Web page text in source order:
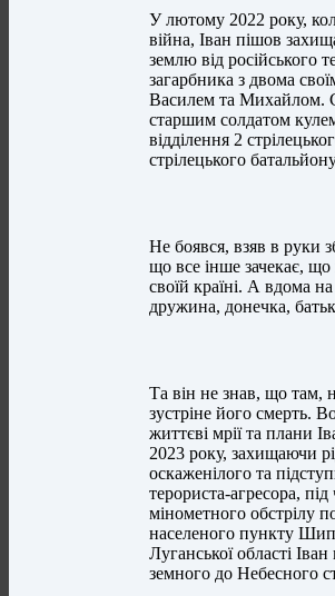
У лютому 2022 року,
війна, Іван пішов
землю від російського
загарбника з двома
Василем та Михайлом.
старшим солдатом
відділення 2
стрілецького
Не боявся, взяв в руки
що все інше зачекає, що
своїй країні. А вдома
дружина, донечка,
Та він не знав, що там,
зустріне його смерть.
життєві мрії та плани
2023 року, захищаючи
оскаженілого та
терориста-агресора, під
мінометного обстрілу
населеного пункту
Луганської області
земного до Небесного